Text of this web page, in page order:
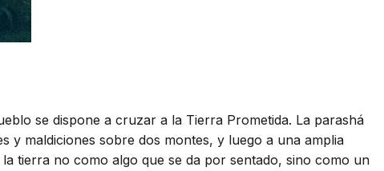
se dispone a cruzar a la Tierra Prometida. La parashá
y maldiciones sobre dos montes, y luego a una amplia
tierra no como algo que se da por sentado, sino como un